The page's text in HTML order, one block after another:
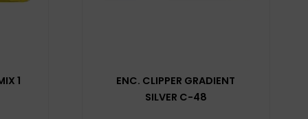
1
ENC. CLIPPER GRADIENT
SILVER C-48